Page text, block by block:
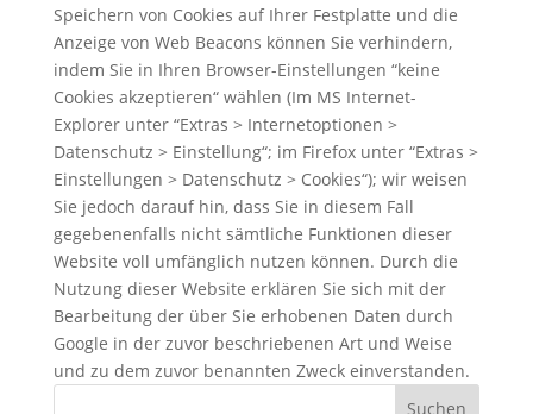
Speichern von Cookies auf Ihrer Festplatte und die
Anzeige von Web Beacons können Sie verhindern,
indem Sie in Ihren Browser-Einstellungen “keine
Cookies akzeptieren“ wählen (Im MS Internet-
Explorer unter “Extras > Internetoptionen >
Datenschutz > Einstellung“; im Firefox unter “Extras >
Einstellungen > Datenschutz > Cookies“); wir weisen
Sie jedoch darauf hin, dass Sie in diesem Fall
gegebenenfalls nicht sämtliche Funktionen dieser
Website voll umfänglich nutzen können. Durch die
Nutzung dieser Website erklären Sie sich mit der
Bearbeitung der über Sie erhobenen Daten durch
Google in der zuvor beschriebenen Art und Weise
und zu dem zuvor benannten Zweck einverstanden.